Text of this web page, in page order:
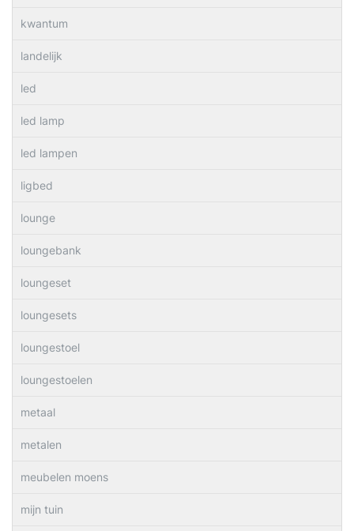
kwantum
landelijk
led
led lamp
led lampen
ligbed
lounge
loungebank
loungeset
loungesets
loungestoel
loungestoelen
metaal
metalen
meubelen moens
mijn tuin